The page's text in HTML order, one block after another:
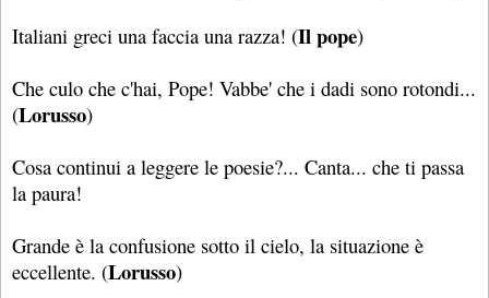
Italiani greci una faccia una razza! (Il pope)
Che culo che c'hai, Pope! Vabbe' che i dadi sono rotondi...
(Lorusso)
Cosa continui a leggere le poesie?... Canta... che ti passa
la paura!
Grande è la confusione sotto il cielo, la situazione è
eccellente. (Lorusso)